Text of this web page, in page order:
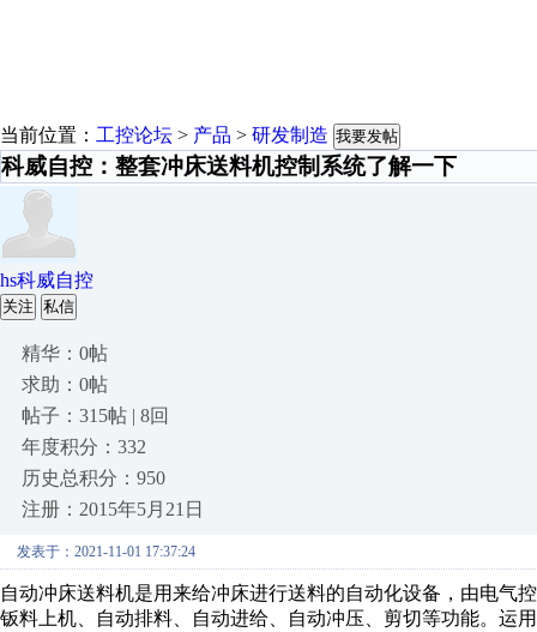
当前位置： 工控论坛 > 产品 > 研发制造 我要发帖
科威自控：整套冲床送料机控制系统了解一下
hs科威自控
关注 私信
精华：0帖
求助：0帖
帖子：315帖 | 8回
年度积分：332
历史总积分：950
注册：2015年5月21日
发表于：2021-11-01 17:37:24
自动冲床送料机是用来给冲床进行送料的自动化设备，由电气
钣料上机、自动排料、自动进给、自动冲压、剪切等功能。运